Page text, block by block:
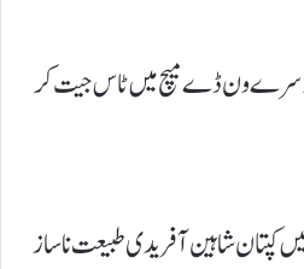
دوسرے ون ڈے میچ میں ٹاس جیت کر
کپتان شاہین آفریدی طبیعت ناساز